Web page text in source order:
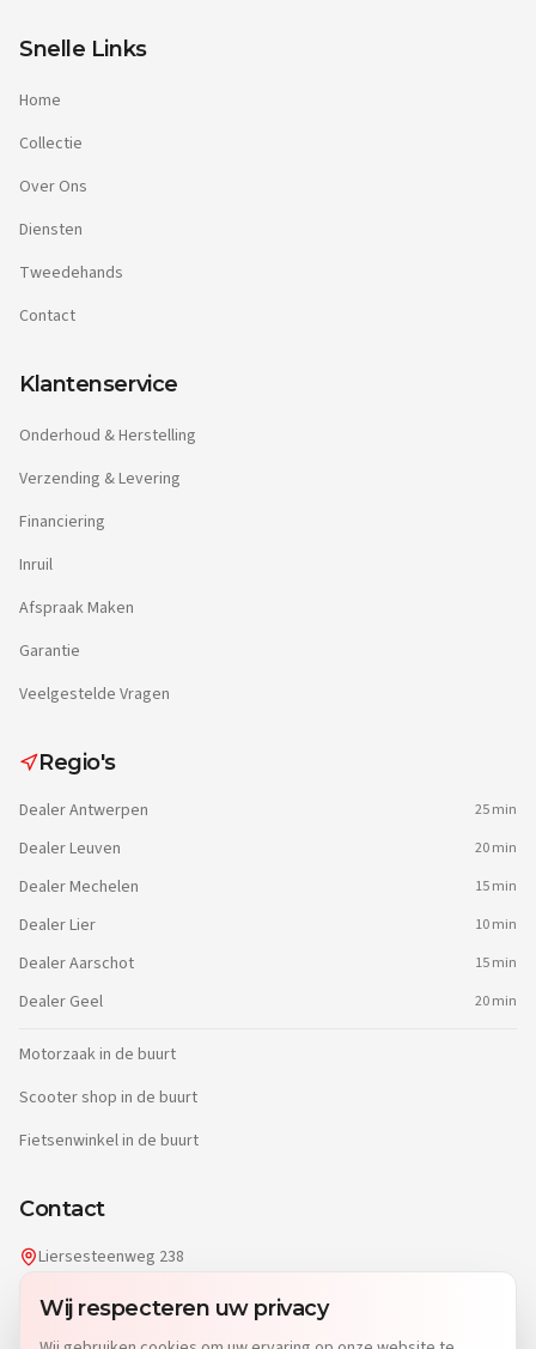
Wij respecteren uw privacy
Snelle Links
Home
Collectie
Over Ons
Diensten
Tweedehands
Contact
Klantenservice
Onderhoud & Herstelling
Verzending & Levering
Financiering
Inruil
Afspraak Maken
Garantie
Veelgestelde Vragen
Regio's
DealerAntwerpen 25 min
DealerLeuven 20 min
DealerMechelen 15 min
DealerLier 10 min
DealerAarschot 15 min
Dealer Geel 20 min
Motorzaak in de buurt
Scooter shop in de buurt
Fietsenwinkel in de buurt
Contact
Liersesteenweg 238
info@dgwheels.be